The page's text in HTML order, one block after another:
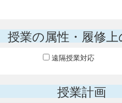
授業の属性・履修
遠隔授業対応
授業計画